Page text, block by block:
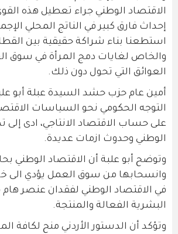
الاقتصاد الوطني جراء تعطيل هذه
إحداث فارق كبير في الناتج المحلي
استطعنا بناء شراكة حقيقية بين
والخاص لغايات دمج المرأة في سوق
العوائق التي تحول دون ذلك.
أمين عام حزب حشد السيدة عبلة أبو
التوجه الحكومي نحو السياسات
على حساب الاقتصاد الانتاجي، ادى إلى
الوطني وحدوث ازمات عديدة.
وتوضح أبو علبة أن الاقتصاد الوطني
وانسحابها من سوق العمل يؤدي الى
في الاقتصاد الوطني لفقدان عنصر
البشرية الفعالة والمنتجة.
وتؤكد أن الدستور الأردني منح لكافة